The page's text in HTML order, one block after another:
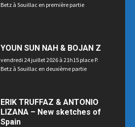
Betz à Souillac en première partie
YOUN SUN NAH & BOJAN Z
vendredi 24 juillet 2026 à 21h15 place P.
Betz à Souillac en deuxième partie
ERIK TRUFFAZ & ANTONIO
LIZANA – New sketches of
Spain